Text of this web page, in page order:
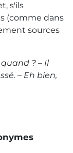
s'ils
(comme dans
sources
? – Il
– Eh bien,